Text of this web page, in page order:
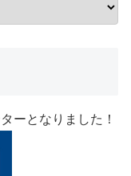
ーとなりました！